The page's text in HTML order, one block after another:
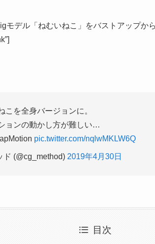
モデル「ねむいねこ」をバストアップか
こを全身バージョンに。
ョンの動かし方が難しい…
pic.twitter.com/nqlwMKLW6Q
(@cg_method) 2019年4月30日
目次